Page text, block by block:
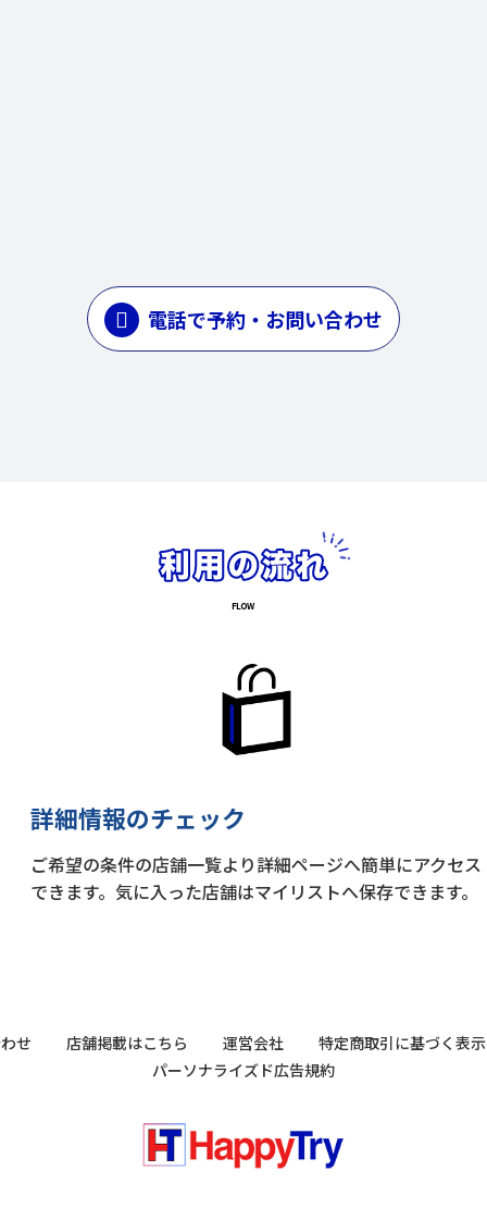
電話で予約・お問い合わせ
詳細情報のチェック
ご希望の条件の店舗一覧より詳細ページへ簡単にアクセス
できます。気に入った店舗はマイリストへ保存できます。
せ 店舗掲載はこちら 運営会社
特定商取引に基づく表示
パーソナライズド広告規約